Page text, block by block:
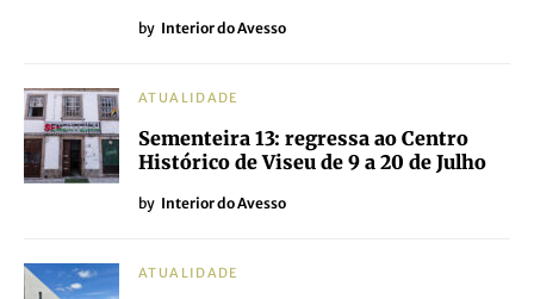
by Interior do Avesso
ATUALIDADE
Sementeira 13: regressa ao Centro
Histórico de Viseu de 9 a 20 de Julho
by Interior do Avesso
ATUALIDADE